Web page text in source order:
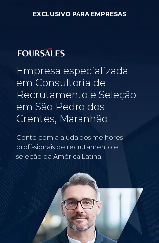
EXCLUSIVO PARA EMPRESAS
Empresa especializada
em Consultoria de
Recrutamento e Seleção
em São Pedro dos
Crentes, Maranhão
Conte com a ajuda dos melhores
profissionais de recrutamento e
seleção da América Latina.